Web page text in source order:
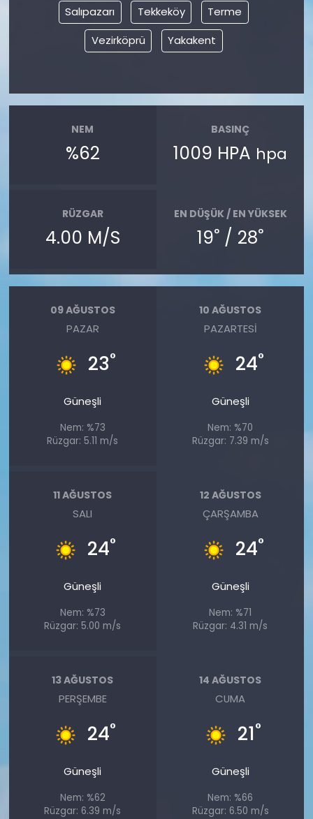
Salıpazarı
Tekkeköy
Terme
Vezirköprü
Yakakent
NEM
%62
BASINÇ
1009 HPA hpa
RÜZGAR
4.00 M/S
EN DÜŞÜK / EN YÜKSEK
19° / 28°
09 AĞUSTOS
PAZAR
23°
Güneşli
Nem: %73
Rüzgar: 5.11 m/s
10 AĞUSTOS
PAZARTESI
24°
Güneşli
Nem: %70
Rüzgar: 7.39 m/s
11 AĞUSTOS
SALI
24°
Güneşli
Nem: %73
Rüzgar: 5.00 m/s
12 AĞUSTOS
ÇARŞAMBA
24°
Güneşli
Nem: %71
Rüzgar: 4.31 m/s
13 AĞUSTOS
PERŞEMBE
24°
Güneşli
Nem: %62
Rüzgar: 6.39 m/s
14 AĞUSTOS
CUMA
21°
Güneşli
Nem: %66
Rüzgar: 6.50 m/s